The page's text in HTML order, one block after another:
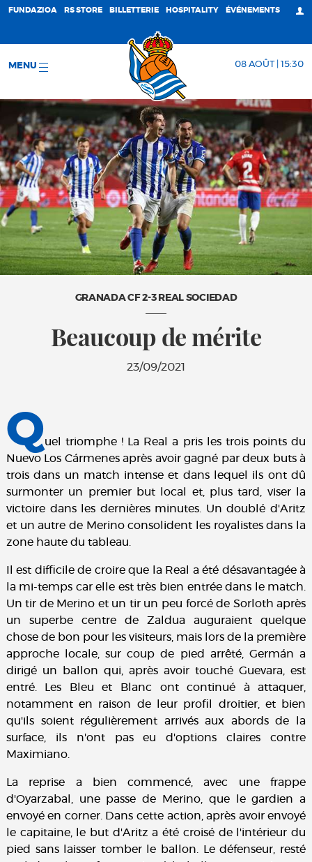
FUNDAZIOA RS STORE BILLETTERIE HOSPITALITY ÉVÉNEMENTS
MENU 08 AOÛT | 15:30
GRANADA CF 2-3 REAL SOCIEDAD
Beaucoup de mérite
23/09/2021
Quel triomphe ! La Real a pris les trois points du
Nuevo Los Cármenes après avoir gagné par deux buts à
trois dans un match intense et dans lequel ils ont dû
surmonter un premier but local et, plus tard, viser la
victoire dans les dernières minutes. Un doublé d'Aritz
et un autre de Merino consolident les royalistes dans la
zone haute du tableau.
Il est difficile de croire que la Real a été désavantagée à
la mi-temps car elle est très bien entrée dans le match.
Un tir de Merino et un tir un peu forcé de Sorloth après
un superbe centre de Zaldua auguraient quelque
chose de bon pour les visiteurs, mais lors de la première
approche locale, sur coup de pied arrêté, Germán a
dirigé un ballon qui, après avoir touché Guevara, est
entré. Les Bleu et Blanc ont continué à attaquer,
notamment en raison de leur profil droitier, et bien
qu'ils soient régulièrement arrivés aux abords de la
surface, ils n'ont pas eu d'options claires contre
Maximiano.
La reprise a bien commencé, avec une frappe
d'Oyarzabal, une passe de Merino, que le gardien a
envoyé en corner. Dans cette action, après avoir envoyé
le capitaine, le but d'Aritz a été croisé de l'intérieur du
pied sans laisser tomber le ballon. Le défenseur, resté